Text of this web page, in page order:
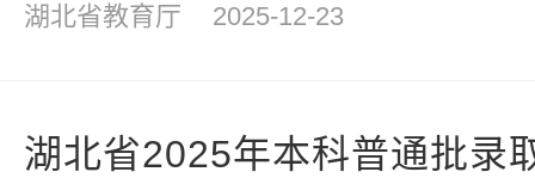
湖北省教育厅 2025-12-23
湖北省2025年本科普通批录